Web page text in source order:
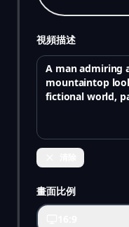
視頻描述
畫面比例